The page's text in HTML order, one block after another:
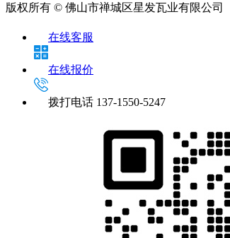
版权所有 © 佛山市禅城区星发瓦业有限公司
在线客服
在线报价
拨打电话 137-1550-5247